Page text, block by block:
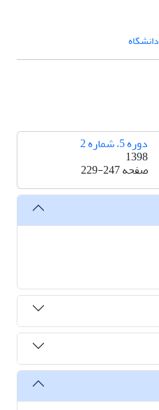
دانشگاه
دوره 5، شماره 2
1398
صفحه229-247